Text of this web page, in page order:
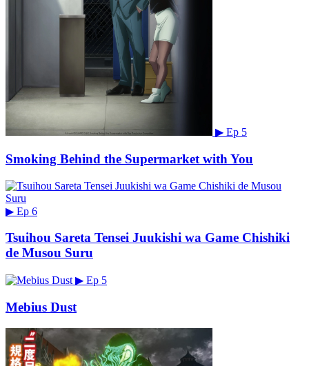
▶ Ep 5
Smoking Behind the Supermarket with You
▶ Ep 6
Tsuihou Sareta Tensei Juukishi wa Game Chishiki
de Musou Suru
▶ Ep 5
Mebius Dust